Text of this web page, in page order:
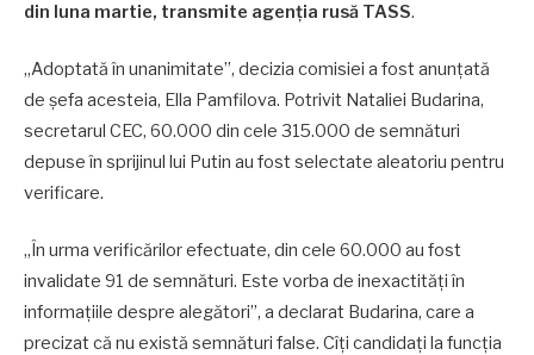
din luna martie, transmite agenția rusă TASS.
„Adoptată în unanimitate”, decizia comisiei a fost anunţată
de şefa acesteia, Ella Pamfilova. Potrivit Nataliei Budarina,
secretarul CEC, 60.000 din cele 315.000 de semnături
depuse în sprijinul lui Putin au fost selectate aleatoriu pentru
verificare.
„În urma verificărilor efectuate, din cele 60.000 au fost
invalidate 91 de semnături. Este vorba de inexactităţi în
informaţiile despre alegători”, a declarat Budarina, care a
precizat că nu există semnături false. Cîți candidați la funcția